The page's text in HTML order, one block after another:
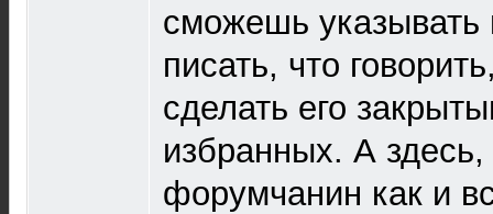
сможешь указывать
писать, что
сделать его
избранных. А
форумчанин как и